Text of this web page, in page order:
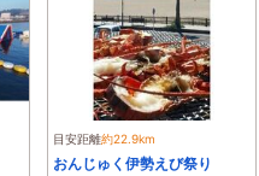
目安距離約22.9km
おんじゅく伊勢えび祭り